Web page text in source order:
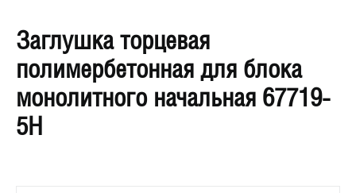
Заглушка торцевая
полимербетонная для блока
монолитного начальная 67719-
5Н